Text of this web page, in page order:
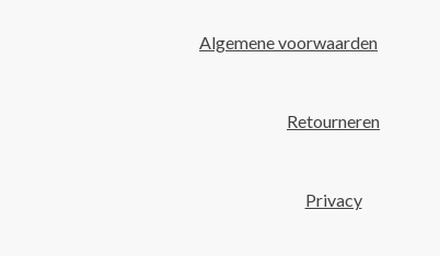
Algemene voorwaarden
Retourneren
Privacy